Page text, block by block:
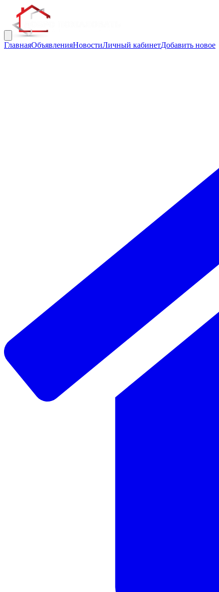
ГлавнаяОбъявленияНовостиЛичный кабинетДобавить новое